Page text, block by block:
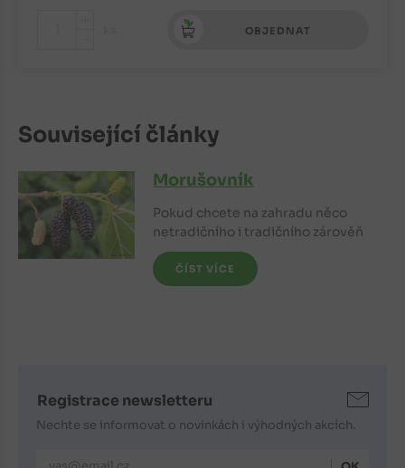
OBJEDNAT
Související články
Morušovník
Pokud chcete na zahradu něco
netradičního i tradičního zárověň
ČÍST VÍCE
Registrace newsletteru
Nechte se informovat o novinkách i výhodných akcích.
E-mailová adresa